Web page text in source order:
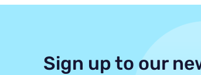
Sign up to our